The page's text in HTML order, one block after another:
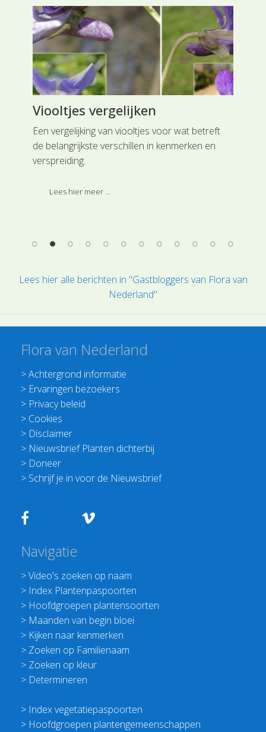
Viooltjes vergelijken
Een vergelijking van viooltjes voor wat betreft
de belangrijkste verschillen in kenmerken en
verspreiding.
Lees hier meer ...
Lees hier alle berichten in "Gastbloggers van Flora van
Nederland"
Flora van Nederland
>Achtergrond informatie
> Ervaringen bezoekers
> Privacy beleid
> Cookies
> Disclaimer
> Nieuwsbrief Planten dichterbij
> Doneer
> Schrijf je in voor de Nieuwsbrief
Navigatie
>Video's zoeken op naam
> Index Plantenpaspoorten
> Hoofdgroepen plantensoorten
> Maanden van begin bloei
> Kijken naar kenmerken
> Zoeken op Familienaam
> Zoeken op kleur
> Determineren
> Index vegetatiepaspoorten
> Hoofdgroepen plantengemeenschappen